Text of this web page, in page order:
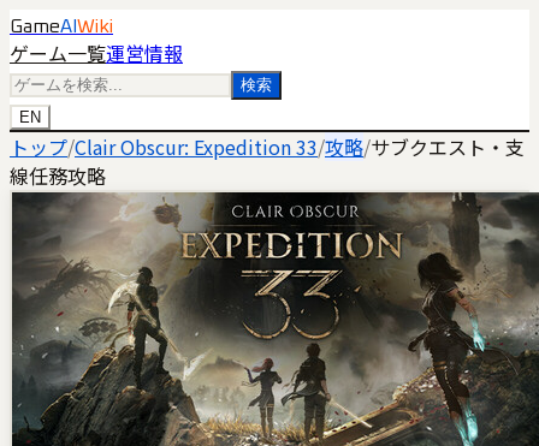
GameAI Wiki
ゲーム一覧運営情報
検索
EN
トップ/Clair Obscur: Expedition 33/攻略/サブクエスト・支
線任務攻略